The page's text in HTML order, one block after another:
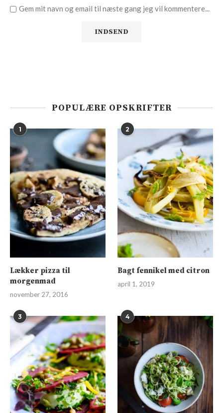
Gem mit navn og email til næste gang jeg vil kommentere...
POPULÆRE OPSKRIFTER
1
Lækker pizza til
morgenmad
november 27, 2016
2
Bagt fennikel med citron
april 1, 2019
3 4